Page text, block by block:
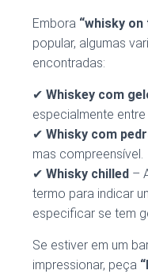
Embora “whisky
popular, algumas
encontradas:
✔ Whiskey com
especialmente
✔ Whisky com
mas compreensível.
✔ Whisky chilled –
termo para indicar
especificar se tem
Se estiver em um
impressionar, peça